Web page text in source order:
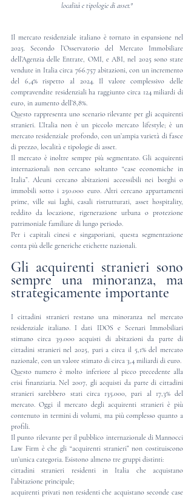
località e tipologie di asset."
Il mercato residenziale italiano è tornato in espansione nel
2025. Secondo l’Osservatorio del Mercato Immobiliare
dell’Agenzia delle Entrate, OMI, e ABI, nel 2025 sono state
vendute in Italia circa 766.757 abitazioni, con un incremento
del 6,4% rispetto al 2024. Il valore complessivo delle
compravendite residenziali ha raggiunto circa 124 miliardi di
euro, in aumento dell’8,8%.
Questo rappresenta uno scenario rilevante per gli acquirenti
stranieri. L’Italia non è un piccolo mercato lifestyle; è un
mercato residenziale profondo, con un’ampia varietà di fasce
di prezzo, località e tipologie di asset.
Il mercato è inoltre sempre più segmentato. Gli acquirenti
internazionali non cercano soltanto “case economiche in
Italia”. Alcuni cercano abitazioni accessibili nei borghi o
immobili sotto i 250.000 euro. Altri cercano appartamenti
prime, ville sui laghi, casali ristrutturati, asset hospitality,
reddito da locazione, rigenerazione urbana o protezione
patrimoniale familiare di lungo periodo.
Per i capitali cinesi e singaporiani, questa segmentazione
conta più delle generiche etichette nazionali.
Gli acquirenti stranieri sono
sempre una minoranza, ma
strategicamente importante
I cittadini stranieri restano una minoranza nel mercato
residenziale italiano. I dati IDOS e Scenari Immobiliari
stimano circa 39.000 acquisti di abitazioni da parte di
cittadini stranieri nel 2025, pari a circa il 5,1% del mercato
nazionale, con un valore stimato di circa 3,4 miliardi di euro.
Questo numero è molto inferiore al picco precedente alla
crisi finanziaria. Nel 2007, gli acquisti da parte di cittadini
stranieri sarebbero stati circa 135.000, pari al 17,3% del
mercato. Oggi il mercato degli acquirenti stranieri è più
contenuto in termini di volumi, ma più complesso quanto a
profili.
Il punto rilevante per il pubblico internazionale di Mannocci
Law Firm è che gli “acquirenti stranieri” non costituiscono
un’unica categoria. Esistono almeno tre gruppi distinti:
cittadini stranieri residenti in Italia che acquistano
l’abitazione principale;
acquirenti privati non residenti che acquistano seconde case